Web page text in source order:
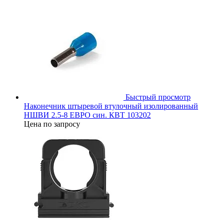
Быстрый просмотр
Наконечник штыревой втулочный изолированный
НШВИ 2.5-8 ЕВРО син. КВТ 103202
Цена по запросу